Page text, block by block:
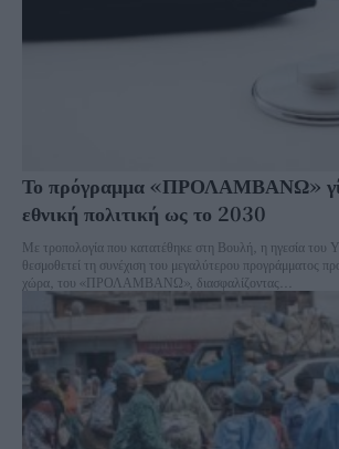
Το πρόγραμμα «ΠΡΟΛΑΜΒΑΝΩ»
εθνική πολιτική ως το 2030
Με τροπολογία που κατατέθηκε στη Βουλή, η ηγεσία του
θεσμοθετεί τη συνέχιση του μεγαλύτερου προγράμματος
χώρα, του «ΠΡΟΛΑΜΒΑΝΩ», διασφαλίζοντας...